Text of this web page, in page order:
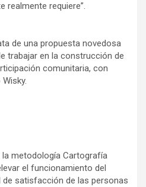
realmente requiere”.
de una propuesta novedosa
trabajar en la construcción de
comunitaria, con
metodología Cartografía
el funcionamiento del
de satisfacción de las personas